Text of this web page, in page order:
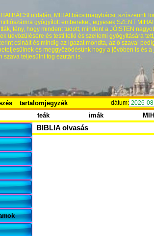
BÁCSI oldalán, MIHAI bácsi(nagybácsi, szószerinti
gyógyított embereket, egyesek SZENT
tény, hogy mindent tudott, mindent a JÓISTEN
üdvözülésére és testi lelki és szellemi gyógyítására
csinált és mindig az igazat mondta, az ő szavai
és meggyőződésünk hogy a jövőben is és a
szava teljesülni fog ezután is.
tartalomjegyzék dátum: 2026-
teák imák
BIBLIA olvasás